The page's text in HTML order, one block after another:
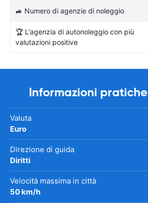
🚙 Numero di agenzie di noleggio
🏆 L'agenzia di autonoleggio con più
valutazioni positive
Informazioni pratiche
Valuta
Euro
Direzione di guida
Diritti
Velocità massima in città
50 km/h